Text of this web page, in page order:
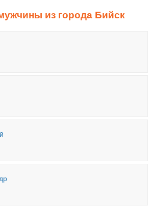
из города Бийск